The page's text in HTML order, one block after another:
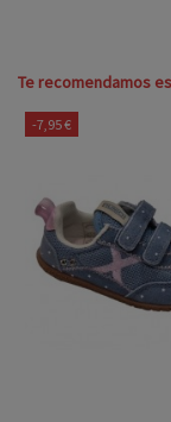
Te recomendamos
-7,95 €